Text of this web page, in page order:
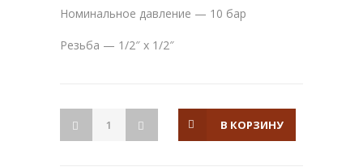
Номинальное давление — 10 бар
Резьба — 1/2″ x 1/2″
В КОРЗИНУ